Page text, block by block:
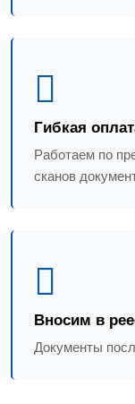
Гибкая
Работаем по
сканов
Вносим в
Документы